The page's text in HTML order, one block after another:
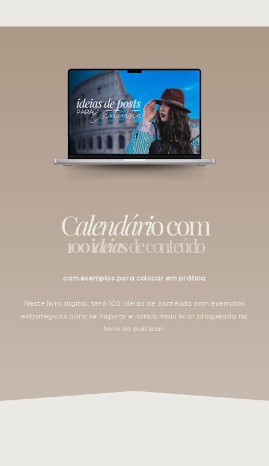
Calendário com
100 ideiasde conteúdo
com exemplos para colocar em prática
Neste livro digital, terá 100 ideias de conteúdo com exemplos
estratégicos para se inspirar e nunca mais ficar bloqueada na
hora de publicar.